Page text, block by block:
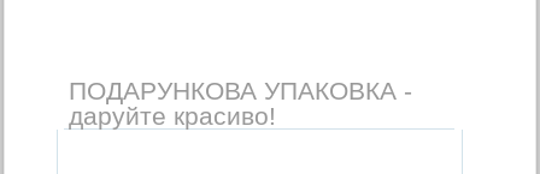
ПОДАРУНКОВА УПАКОВКА -
даруйте красиво!